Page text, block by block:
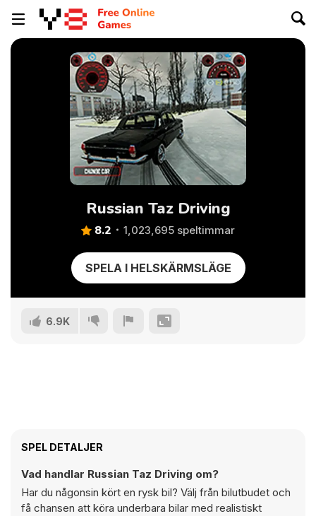
Russian Taz Driving
8.2 1,023,695 speltimmar
SPELA I HELSKÄRMSLÄGE
6.9K
SPEL DETALJER
Vad handlar Russian Taz Driving om?
Har du någonsin kört en rysk bil? Välj från bilutbudet och
få chansen att köra underbara bilar med realistiskt